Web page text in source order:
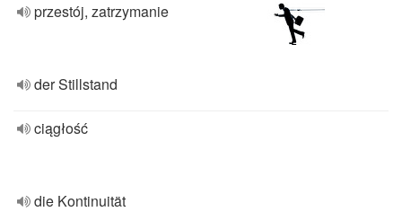
przestój, zatrzymanie
der Stillstand
ciągłość
die Kontinuität